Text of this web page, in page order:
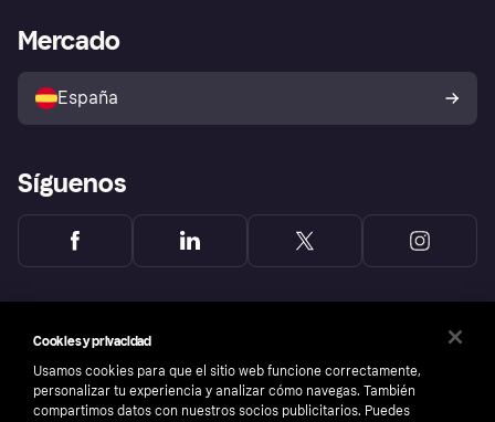
Directorio de tiendas
Política de protección al
comprador de Klarna
Reclamaciones
Acceso empresas
Mercado
España
Síguenos
Cookies y privacidad
Usamos cookies para que el sitio web funcione correctamente,
personalizar tu experiencia y analizar cómo navegas. También
compartimos datos con nuestros socios publicitarios. Puedes